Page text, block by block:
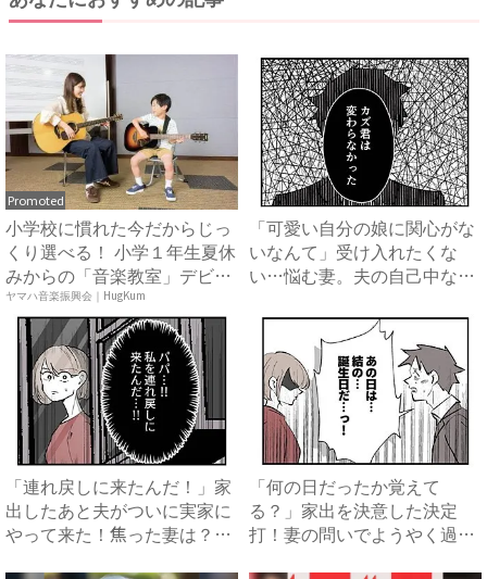
Promoted
小学校に慣れた今だからじっ
くり選べる！ 小学１年生夏休
みからの「音楽教室」デビ
ュ...
ヤマハ音楽振興会｜HugKum
「可愛い自分の娘に関心がな
いなんて」受け入れたくな
い…悩む妻。夫の自己中な言
「連れ戻しに来たんだ！」家
出したあと夫がついに実家に
やって来た！焦った妻は？
「何の日だったか覚えて
る？」家出を決意した決定
打！妻の問いでようやく過ち